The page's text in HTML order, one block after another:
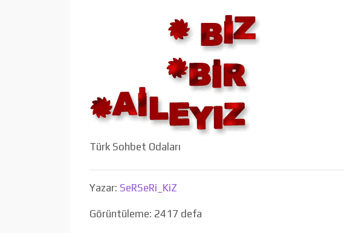
Türk Sohbet Odaları
Yazar: SeRSeRi_KiZ
Görüntüleme: 2417 defa